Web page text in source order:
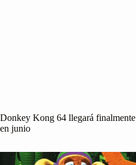
Donkey Kong 64 llegará
en junio